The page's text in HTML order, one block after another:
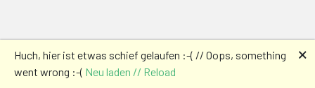
Huch, hier ist etwas schief gelaufen :-( // Oops, something
went wrong :-( Neu laden // Reload
🗙